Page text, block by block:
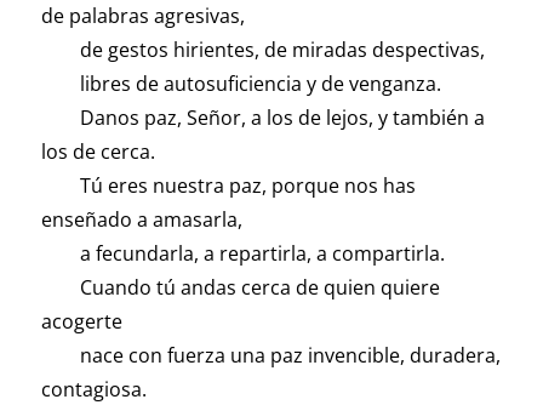
de palabras agresivas,
de gestos hirientes, de miradas despectivas,
libres de autosuficiencia y de venganza.
Danos paz, Señor, a los de lejos, y también a
los de cerca.
Tú eres nuestra paz, porque nos has
enseñado a amasarla,
a fecundarla, a repartirla, a compartirla.
Cuando tú andas cerca de quien quiere
acogerte
nace con fuerza una paz invencible, duradera,
contagiosa.